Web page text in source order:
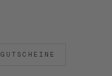
GUTSCHEINE